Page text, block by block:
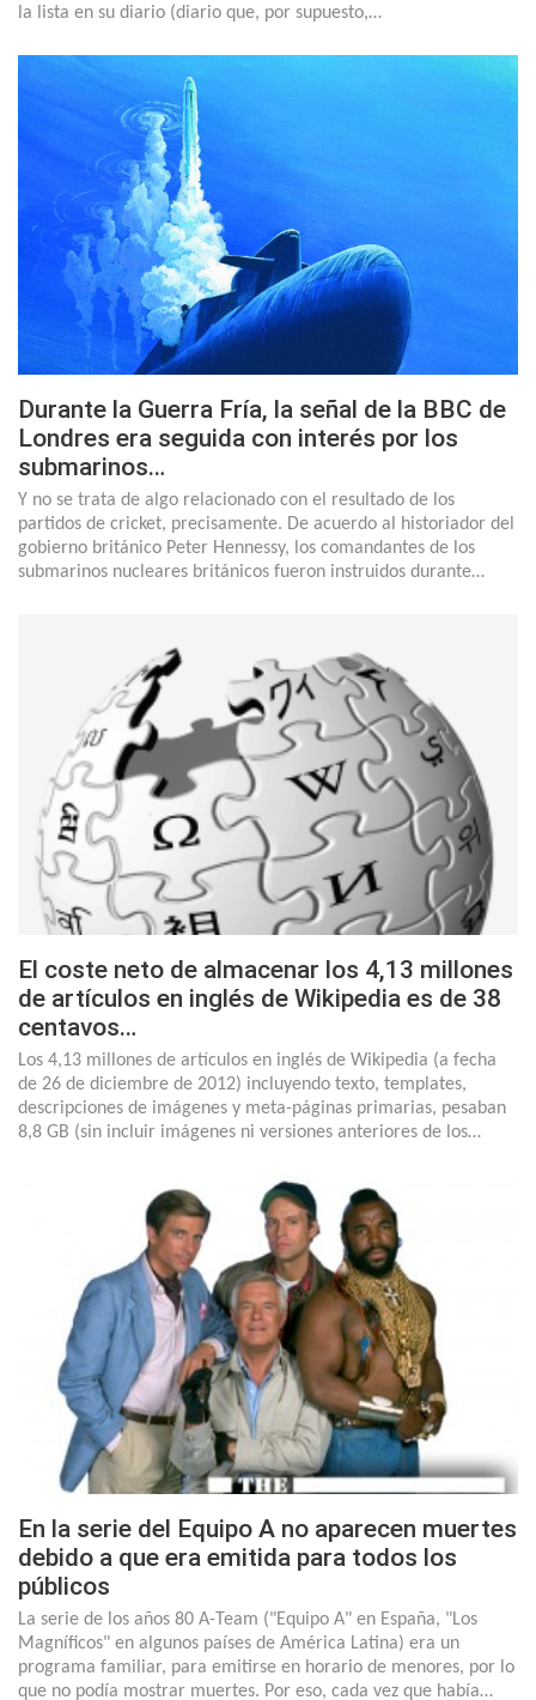
la lista en su diario (diario que, por supuesto,…
Durante la Guerra Fría, la señal de la BBC de
Londres era seguida con interés por los
submarinos…
Y no se trata de algo relacionado con el resultado de los
partidos de cricket, precisamente. De acuerdo al historiador del
gobierno británico Peter Hennessy, los comandantes de los
submarinos nucleares británicos fueron instruidos durante…
El coste neto de almacenar los 4,13 millones
de artículos en inglés de Wikipedia es de 38
centavos…
Los 4,13 millones de artículos en inglés de Wikipedia (a fecha
de 26 de diciembre de 2012) incluyendo texto, templates,
descripciones de imágenes y meta-páginas primarias, pesaban
8,8 GB (sin incluir imágenes ni versiones anteriores de los…
En la serie del Equipo A no aparecen muertes
debido a que era emitida para todos los
públicos
La serie de los años 80 A-Team ("Equipo A" en España, "Los
Magníficos" en algunos países de América Latina) era un
programa familiar, para emitirse en horario de menores, por lo
que no podía mostrar muertes. Por eso, cada vez que había…